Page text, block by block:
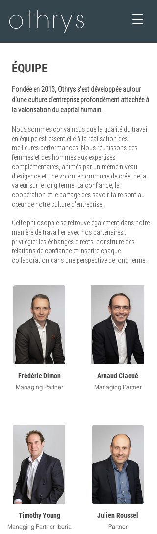
othrys
ÉQUIPE
Fondée en 2013, Othrys s'est développée autour
d'une culture d'entreprise profondément attachée à
la valorisation du capital humain.
Nous sommes convaincus que la qualité du travail
en équipe est essentielle à la réalisation des
meilleures performances. Nous réunissons des
femmes et des hommes aux expertises
complémentaires, animés par un même niveau
d'exigence et une volonté commune de créer de la
valeur sur le long terme. La confiance, la
coopération et le partage des savoir-faire sont au
cœur de notre culture d'entreprise.
Cette philosophie se retrouve également dans notre
manière de travailler avec nos partenaires :
privilégier les échanges directs, construire des
relations de confiance et inscrire chaque
collaboration dans une perspective de long terme.
Frédéric Dimon
Managing Partner
Arnaud Claoué
Managing Partner
Timothy Young
Managing Partner Iberia
Julien Roussel
Partner